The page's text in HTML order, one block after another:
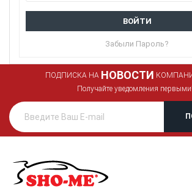
ВОЙТИ
Забыли Пароль?
ПОДПИСКА НА НОВОСТИ
Получайте уведомления